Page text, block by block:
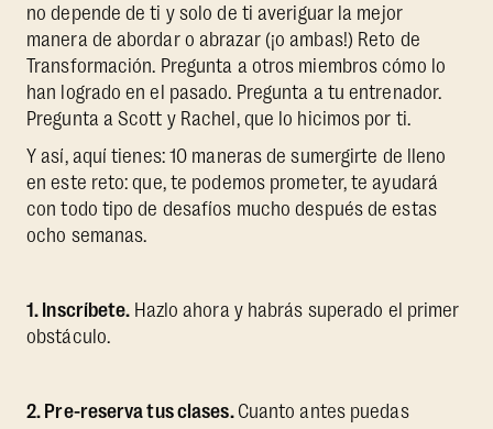
no depende de ti y solo de ti averiguar la mejor
manera de abordar o abrazar (¡o ambas!) Reto de
Transformación. Pregunta a otros miembros cómo lo
han logrado en el pasado. Pregunta a tu entrenador.
Pregunta a Scott y Rachel, que lo hicimos por ti.
Y así, aquí tienes: 10 maneras de sumergirte de lleno
en este reto: que, te podemos prometer, te ayudará
con todo tipo de desafíos mucho después de estas
ocho semanas.
1. Inscríbete. Hazlo ahora y habrás superado el primer
obstáculo.
2. Pre-reserva tus clases. Cuanto antes puedas